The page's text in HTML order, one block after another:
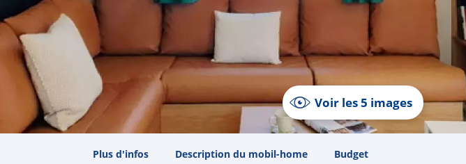
Voir les 5 images
Plus d'infos Description du mobil-home Budget